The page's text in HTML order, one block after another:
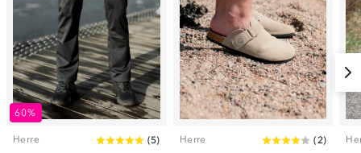
60%
Herre (5) Herre ( 2)